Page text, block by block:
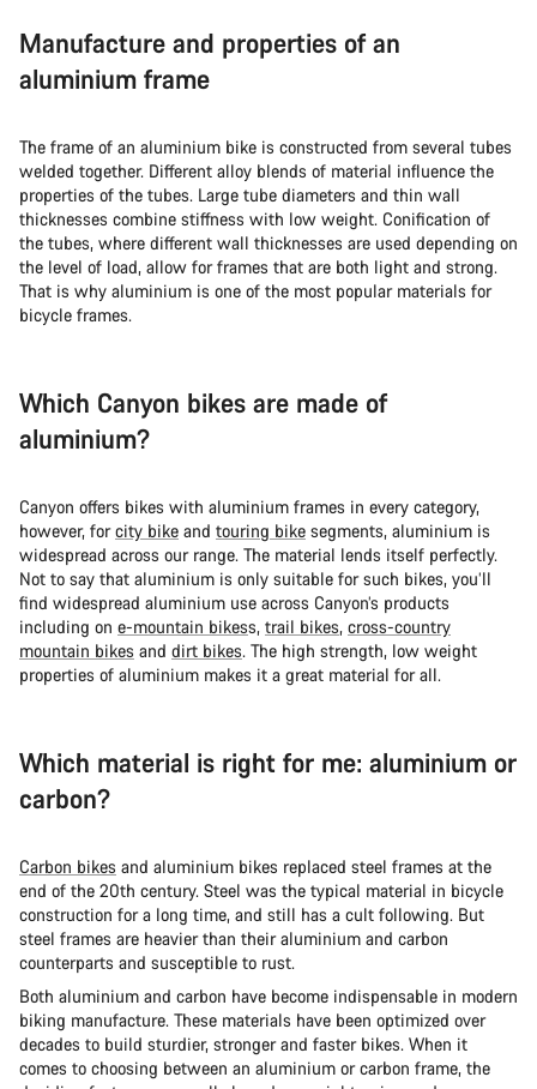
Manufacture and properties of an
aluminium frame
The frame of an aluminium bike is constructed from several tubes
welded together. Different alloy blends of material influence the
properties of the tubes. Large tube diameters and thin wall
thicknesses combine stiffness with low weight. Conification of
the tubes, where different wall thicknesses are used depending on
the level of load, allow for frames that are both light and strong.
That is why aluminium is one of the most popular materials for
bicycle frames.
Which Canyon bikes are made of
aluminium?
Canyon offers bikes with aluminium frames in every category,
however, forcity bike and touring bike segments, aluminium is
widespread across our range. The material lends itself perfectly.
Not to say that aluminium is only suitable for such bikes, you’ll
find widespread aluminium use across Canyon’s products
including on e-mountain bikess, trail bikes, cross-country
mountain bikes and dirt bikes. The high strength, low weight
properties of aluminium makes it a great material for all.
Which material is right for me: aluminium or
carbon?
Carbon bikes and aluminium bikes replaced steel frames at the
end of the 20th century. Steel was the typical material in bicycle
construction for a long time, and still has a cult following. But
steel frames are heavier than their aluminium and carbon
counterparts and susceptible to rust.
Both aluminium and carbon have become indispensable in modern
biking manufacture. These materials have been optimized over
decades to build sturdier, stronger and faster bikes. When it
comes to choosing between an aluminium or carbon frame, the